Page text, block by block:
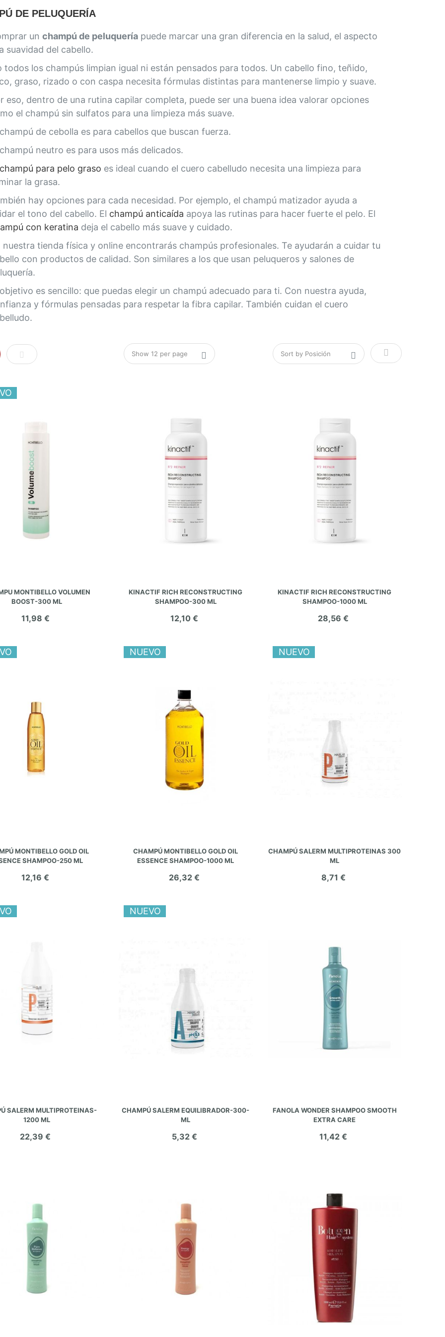
DE PELUQUERÍA
un champú de peluquería puede marcar una gran diferencia en la salud, el aspecto
suavidad del cabello.
todos los champús limpian igual ni están pensados para todos. Un cabello fino, teñido,
graso, rizado o con caspa necesita fórmulas distintas para mantenerse limpio y suave.
eso, dentro de una rutina capilar completa, puede ser una buena idea valorar opciones
el champú sin sulfatos para una limpieza más suave.
de cebolla es para cabellos que buscan fuerza.
neutro es para usos más delicados.
champú para pelo graso es ideal cuando el cuero cabelludo necesita una limpieza para
la grasa.
hay opciones para cada necesidad. Por ejemplo, el champú matizador ayuda a
el tono del cabello. El champú anticaída apoya las rutinas para hacer fuerte el pelo. El
con keratina deja el cabello más suave y cuidado.
nuestra tienda física y online encontrarás champús profesionales. Te ayudarán a cuidar tu
con productos de calidad. Son similares a los que usan peluqueros y salones de
es sencillo: que puedas elegir un champú adecuado para ti. Con nuestra ayuda,
y fórmulas pensadas para respetar la fibra capilar. También cuidan el cuero
Lista Fijar
MONTIBELLO VOLUMEN
BOOST-300 ML
11,98 €
KINACTIF RICH RECONSTRUCTING
SHAMPOO-300 ML
12,10 €
KINACTIF RICH RECONSTRUCTING
SHAMPOO-1000 ML
28,56 €
MONTIBELLO GOLD OIL
SHAMPOO-250 ML
12,16 €
NUEVO
CHAMPÚ MONTIBELLO GOLD OIL
ESSENCE SHAMPOO-1000 ML
26,32 €
NUEVO
CHAMPÚ SALERM MULTIPROTEINAS 300
ML
8,71 €
SALERM MULTIPROTEINAS-
1200 ML
22,39 €
NUEVO
CHAMPÚ SALERM EQUILIBRADOR-300-
ML
5,32 €
FANOLA WONDER SHAMPOO SMOOTH
EXTRA CARE
11,42 €